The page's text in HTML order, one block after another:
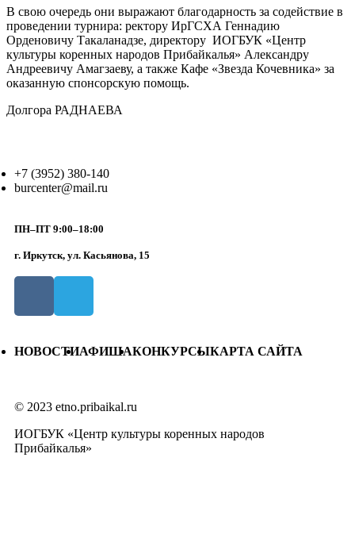
В свою очередь они выражают благодарность за содействие в
проведении турнира: ректору ИрГСХА Геннадию
Орденовичу Такаланадзе, директору ИОГБУК «Центр
культуры коренных народов Прибайкалья» Александру
Андреевичу Амагзаеву, а также Кафе «Звезда Кочевника» за
оказанную спонсорскую помощь.
Долгора РАДНАЕВА
+7 (3952) 380-140
burcenter@mail.ru
ПН–ПТ 9:00–18:00
г. Иркутск, ул. Касьянова, 15
НОВОСТИАФИШАКОНКУРСЫКАРТА САЙТА
© 2023 etno.pribaikal.ru
ИОГБУК «Центр культуры коренных народов
Прибайкалья»